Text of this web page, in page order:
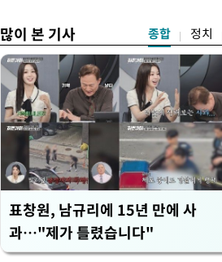
많이 본 기사 종합 정치
표창원, 남규리에 15년 만에 사
과…"제가 틀렸습니다"